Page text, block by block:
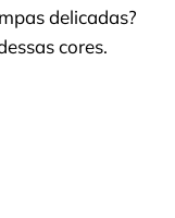
delicadas?
cores.